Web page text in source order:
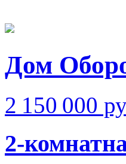
Дом
2 150 000
2-